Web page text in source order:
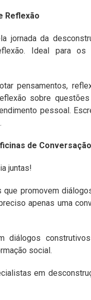
Reflexão
jornada da
Ideal para os
pensamentos,
sobre
pessoal.
de
juntas!
que promovem
apenas uma
diálogos
social.
em